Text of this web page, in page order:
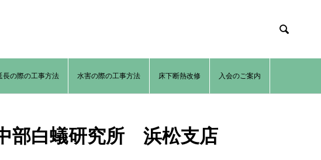

長の際の工事方法 水害の際の工事方法 床下断熱改修 入会のご案内
部白蟻研究所 浜松支店